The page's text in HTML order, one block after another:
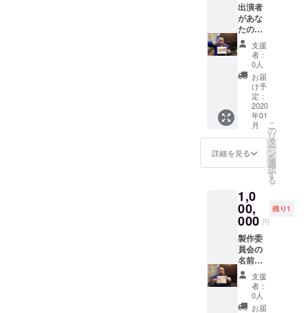
出演者
があな
たの
パー
ティで
余興を
する権
利。 新
年会、
忘年
会、各
イベン
ト等で
ご利用
くださ
の人
数、余
興内容
は、事
前にお
電話に
てヒア
リング
の上、
ご要望
にお応
支援
者：
0人
お届
け予
定：
2020
年01
月
詳細を見る
こ
の
リ
タ
ー
ン
を
選
択
す
る
1,0
00,
000 円
残り1
製作委
員会の
名前を
冠せら
れま
す。
支援
者：
0人
お届